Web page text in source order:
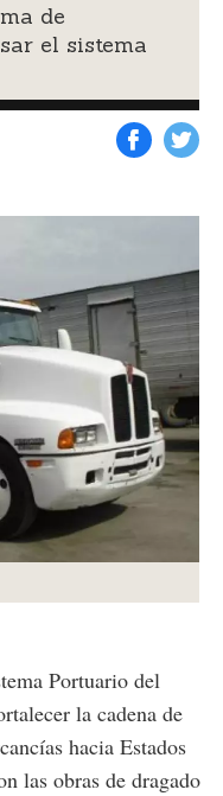
de
el sistema
Portuario del
la cadena de
hacia Estados
las obras de dragado